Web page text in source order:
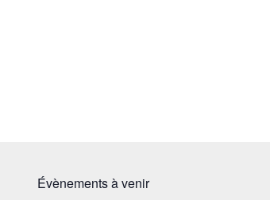
Évènements à venir